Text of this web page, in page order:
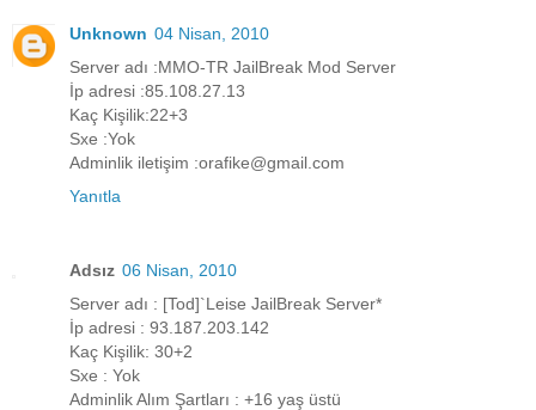
Unknown 04 Nisan, 2010
Server adı :MMO-TR JailBreak Mod Server
İp adresi :85.108.27.13
Kaç Kişilik:22+3
Sxe :Yok
Adminlik iletişim :orafike@gmail.com
Yanıtla
Adsız 06 Nisan, 2010
Server adı : [Tod]`Leise JailBreak Server*
İp adresi : 93.187.203.142
Kaç Kişilik: 30+2
Sxe : Yok
Adminlik Alım Şartları : +16 yaş üstü